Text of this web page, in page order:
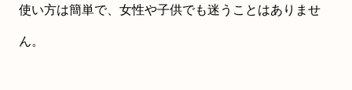
使い方は簡単で、女性や子供でも迷うことはありませ
ん。